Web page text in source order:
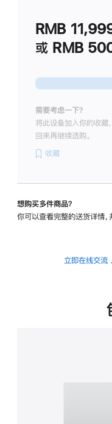
RMB
或 RMB
需要考虑一下？
将此设备加入你的收藏
回来再继续选购。
收藏
想购买多件商品？
你可以查看完整的送货详情，
立即在线交流